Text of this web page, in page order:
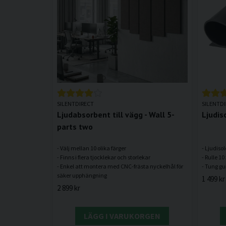
SILENTDIRECT
Ljudabsorbent till vägg - Wall 5-
parts two
- Välj mellan 10 olika färger
- Finns i flera tjocklekar och storlekar
- Enkel att montera med CNC-frästa nyckelhål för
2 899 kr
LÄGG I VARUKORGEN
-
- Rulle
1 499 kr